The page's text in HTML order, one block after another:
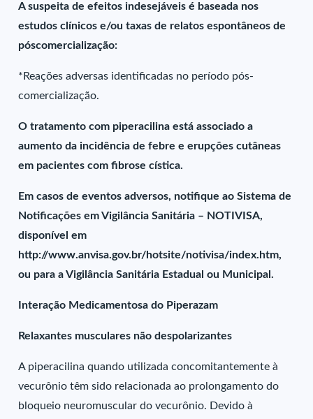
A suspeita de efeitos indesejáveis é baseada nos
estudos clínicos e/ou taxas de relatos espontâneos de
póscomercialização:
*Reações adversas identificadas no período pós-
comercialização.
O tratamento com piperacilina está associado a
aumento da incidência de febre e erupções cutâneas
em pacientes com fibrose cística.
Em casos de eventos adversos, notifique ao Sistema de
Notificações em Vigilância Sanitária – NOTIVISA,
disponível em
http://www.anvisa.gov.br/hotsite/notivisa/index.htm,
ou para a Vigilância Sanitária Estadual ou Municipal.
Interação Medicamentosa do Piperazam
Relaxantes musculares não despolarizantes
A piperacilina quando utilizada concomitantemente à
vecurônio têm sido relacionada ao prolongamento do
bloqueio neuromuscular do vecurônio. Devido à